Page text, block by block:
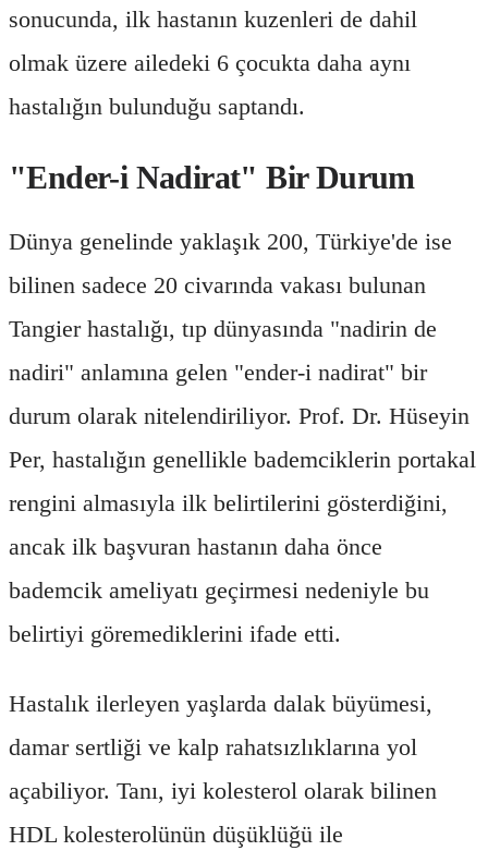
sonucunda, ilk hastanın kuzenleri de dahil
olmak üzere ailedeki 6 çocukta daha aynı
hastalığın bulunduğu saptandı.
"Ender-i Nadirat" Bir Durum
Dünya genelinde yaklaşık 200, Türkiye'de ise
bilinen sadece 20 civarında vakası bulunan
Tangier hastalığı, tıp dünyasında "nadirin de
nadiri" anlamına gelen "ender-i nadirat" bir
durum olarak nitelendiriliyor. Prof. Dr. Hüseyin
Per, hastalığın genellikle bademciklerin portakal
rengini almasıyla ilk belirtilerini gösterdiğini,
ancak ilk başvuran hastanın daha önce
bademcik ameliyatı geçirmesi nedeniyle bu
belirtiyi göremediklerini ifade etti.
Hastalık ilerleyen yaşlarda dalak büyümesi,
damar sertliği ve kalp rahatsızlıklarına yol
açabiliyor. Tanı, iyi kolesterol olarak bilinen
HDL kolesterolünün düşüklüğü ile